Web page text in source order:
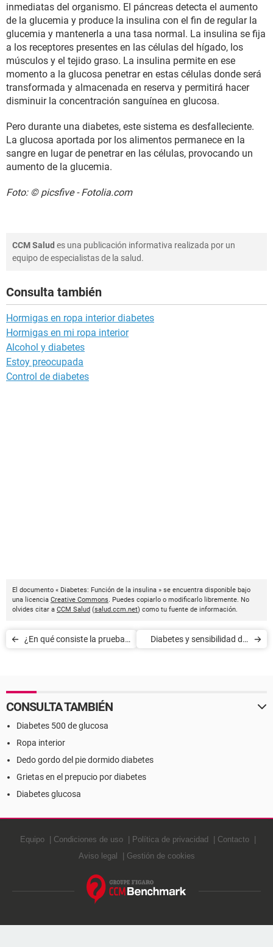
inmediatas del organismo. El páncreas detecta el aumento
de la glucemia y produce la insulina con el fin de regular la
glucemia y mantenerla a una tasa normal. La insulina se fija
a los receptores presentes en las células del hígado, los
músculos y el tejido graso. La insulina permite en ese
momento a la glucosa penetrar en estas células donde será
transformada y almacenada en reserva y permitirá hacer
disminuir la concentración sanguínea en glucosa.
Pero durante una diabetes, este sistema es desfalleciente.
La glucosa aportada por los alimentos permanece en la
sangre en lugar de penetrar en las células, provocando un
aumento de la glucemia.
Foto: © picsfive - Fotolia.com
CCM Salud es una publicación informativa realizada por un
equipo de especialistas de la salud.
Consulta también
Hormigas en ropa interior diabetes
Hormigas en mi ropa interior
Alcohol y diabetes
Estoy preocupada
Control de diabetes
El documento « Diabetes: Función de la insulina » se encuentra disponible bajo
una licencia Creative Commons. Puedes copiarlo o modificarlo libremente. No
olvides citar a CCM Salud (salud.ccm.net) como tu fuente de información.
¿En qué consiste la prueba
Diabetes y sensibilidad del
CONSULTA TAMBIÉN
Diabetes 500 de glucosa
Ropa interior
Dedo gordo del pie dormido diabetes
Grietas en el prepucio por diabetes
Diabetes glucosa
Equipo Condiciones de uso Política de privacidad
Contacto
Aviso legal
Gestión de cookies